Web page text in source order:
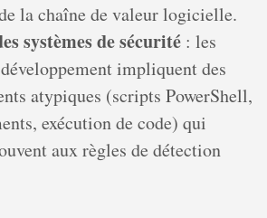
la chaîne de valeur logicielle.
systèmes de sécurité : les
impliquent des
atypiques (scripts PowerShell,
exécution de code) qui
aux règles de détection